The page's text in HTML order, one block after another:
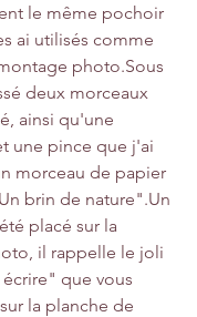
le même pochoir
ai utilisés comme
photo.Sous
deux morceaux
ainsi qu'une
une pince que j'ai
morceau de papier
brin de nature".Un
placé sur la
il rappelle le joli
que vous
la planche de